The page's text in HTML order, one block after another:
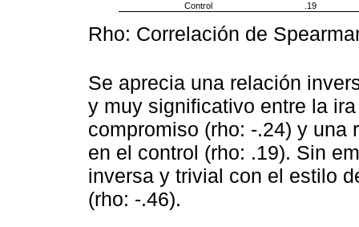
Control
.19
Rho: Correlación de
Se aprecia una relación
y muy significativo entre la
compromiso (rho: -.24) y
en el control (rho: .19). Sin
inversa y trivial con el estilo
(rho: -.46).